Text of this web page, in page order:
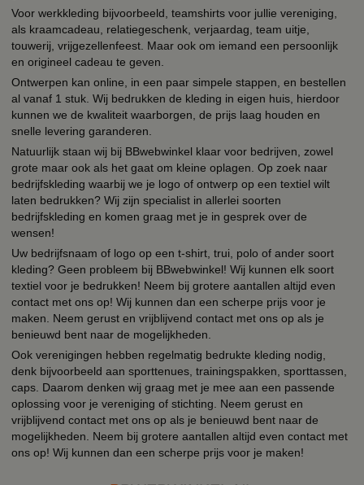
Voor werkkleding bijvoorbeeld, teamshirts voor jullie vereniging,
als kraamcadeau, relatiegeschenk, verjaardag, team uitje,
touwerij, vrijgezellenfeest. Maar ook om iemand een persoonlijk
en origineel cadeau te geven.
Ontwerpen kan online, in een paar simpele stappen, en bestellen
al vanaf 1 stuk. Wij bedrukken de kleding in eigen huis, hierdoor
kunnen we de kwaliteit waarborgen, de prijs laag houden en
snelle levering garanderen.
Natuurlijk staan wij bij BBwebwinkel klaar voor bedrijven, zowel
grote maar ook als het gaat om kleine oplagen. Op zoek naar
bedrijfskleding waarbij we je logo of ontwerp op een textiel wilt
laten bedrukken? Wij zijn specialist in allerlei soorten
bedrijfskleding en komen graag met je in gesprek over de
wensen!
Uw bedrijfsnaam of logo op een t-shirt, trui, polo of ander soort
kleding? Geen probleem bij BBwebwinkel! Wij kunnen elk soort
textiel voor je bedrukken! Neem bij grotere aantallen altijd even
contact met ons op! Wij kunnen dan een scherpe prijs voor je
maken. Neem gerust en vrijblijvend contact met ons op als je
benieuwd bent naar de mogelijkheden.
Ook verenigingen hebben regelmatig bedrukte kleding nodig,
denk bijvoorbeeld aan sporttenues, trainingspakken, sporttassen,
caps. Daarom denken wij graag met je mee aan een passende
oplossing voor je vereniging of stichting. Neem gerust en
vrijblijvend contact met ons op als je benieuwd bent naar de
mogelijkheden. Neem bij grotere aantallen altijd even contact met
ons op! Wij kunnen dan een scherpe prijs voor je maken!